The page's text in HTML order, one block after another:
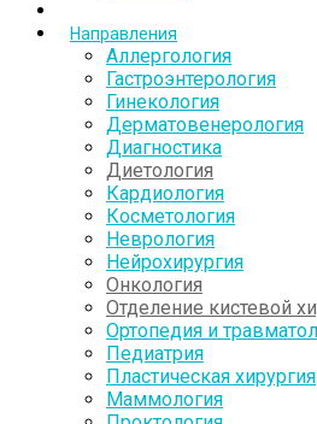
Направления
Аллергология
Гастроэнтерология
Гинекология
Дерматовенерология
Диагностика
Диетология
Кардиология
Косметология
Неврология
Нейрохирургия
Онкология
Отделение кистевой
Ортопедия и
Педиатрия
Пластическая хирургия
Маммология